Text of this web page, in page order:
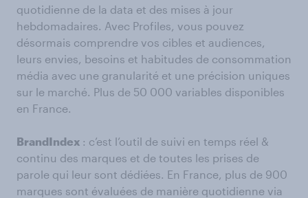
quotidienne de la data et des mises à jour
hebdomadaires. Avec Profiles, vous pouvez
désormais comprendre vos cibles et audiences,
leurs envies, besoins et habitudes de consommation
média avec une granularité et une précision uniques
sur le marché. Plus de 50 000 variables disponibles
en France.
BrandIndex : c’est l’outil de suivi en temps réel &
continu des marques et de toutes les prises de
parole qui leur sont dédiées. En France, plus de 900
marques sont évaluées de manière quotidienne via